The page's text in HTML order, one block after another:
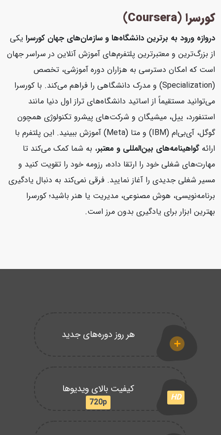
کورسرا (Coursera)
دروازه ورود به برترین دانشگاه‌ها و سازمان‌های جهان کورسرایکی
از بزرگ‌ترین و معتبرترین پلتفرم‌های آموزش آنلاین در سراسر جهان
است که امکان دسترسی به هزاران دوره آموزشی، تخصص
(Specialization) و مدرک دانشگاهی را فراهم می‌کند. با کورسرا
می‌توانید مستقیماً از اساتید دانشگاه‌های تراز اول دنیا مانند
استنفورد، ییل، میشیگان و شرکت‌های پیشرو تکنولوژی همچون
گوگل، آی‌بی‌ام (IBM) و متا (Meta) آموزش ببینید. این پلتفرم با
ارائهگواهینامه‌های بین‌المللی و معتبر، به شما کمک می‌کند تا
مهارت‌های شغلی خود را ارتقا داده، رزومه خود را تقویت کنید و
مسیر شغلی جدیدی را آغاز نمایید. فرقی نمی‌کند به دنبال یادگیری
برنامه‌نویسی، هوش مصنوعی، مدیریت یا هنر باشید؛ کورسرا
بهترین ابزار برای یادگیری بدون مرز است.
هر روز دوره‌های جدید
HD
کیفیت بالای ویدیوها
720p